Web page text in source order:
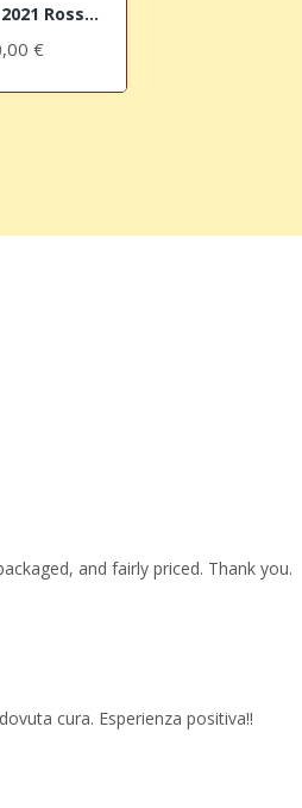
IGNACCIO 2021 Rosso di Montalcino DOC Il Marroneto
€
and fairly priced. Thank you.
cura. Esperienza positiva!!